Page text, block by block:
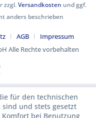
zzgl.Versandkosten und ggf.
anders beschrieben
AGB
Impressum
Alle Rechte vorbehalten
für den technischen
und stets gesetzt
bei Benutzung